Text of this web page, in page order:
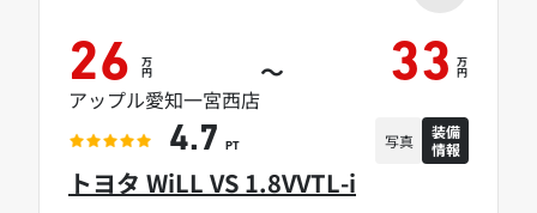
トヨタ WiLL VS 1.8VVTL-i
26 万
円 ～ 33 万
円
アップル愛知一宮西店
4.7 PT 写真
装備
情報